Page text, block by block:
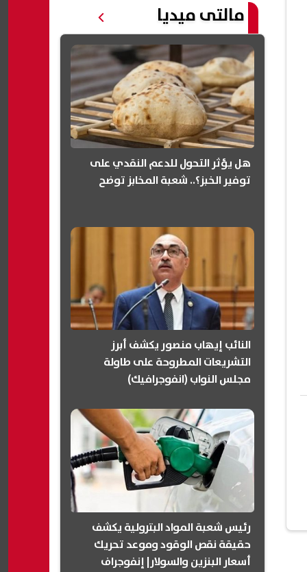
مالتى ميديا
هل يؤثر التحول للدعم النقدي على
توفير الخبز؟.. شعبة المخابز توضح
النائب إيهاب منصور يكشف أبرز
التشريعات المطروحة على طاولة
مجلس النواب (انفوجرافيك)
رئيس شعبة المواد البترولية يكشف
حقيقة نقص الوقود وموعد تحريك
أسعار البنزين والسولار| إنفوجراف